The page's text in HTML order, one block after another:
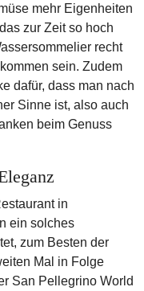
mehr Eigenheiten
zur Zeit so hoch
recht
sein. Zudem
dafür, dass man nach
Sinne ist, also auch
beim Genuss
in
ein solches
zum Besten der
Mal in Folge
San Pellegrino World